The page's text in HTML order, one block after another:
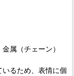
属（チェーン）
るため、表情に個